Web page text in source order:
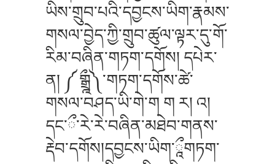
ཡིས་གྲུབ་པའི་དབྱངས་ཡིག་རྣམས་
གསལ་བྱེད་ཀྱི་གྲུབ་ཚུལ་ལྟར་དུ་གོ་
རིམ་བཞིན་གཏག་དགོས། དཔེར་
ན། ༼ གྒྲྰྀ༽་གཏག་དགོས་ཚེ་
གསལ་བཤད་ཡི་གེ་ག ག ར། འ།
དང་ྀ་རེ་རེ་བཞིན་མཐེབ་གནས་
རྡེབ་དགོས།དབྱངས་ཡིག་ཱྀགཏག་